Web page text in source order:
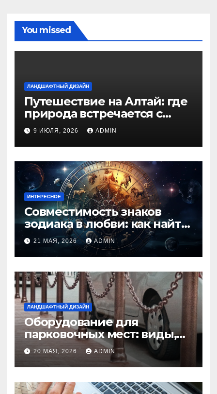
You missed
ЛАНДШАФТНЫЙ ДИЗАЙН
Путешествие на Алтай: где
природа встречается с
духом приключений
9 ИЮЛЯ, 2026 ADMIN
ИНТЕРЕСНОЕ
Совместимость знаков
зодиака в любви: как найти
идеальную пару и
избежать конфликтов
21 МАЯ, 2026 ADMIN
ЛАНДШАФТНЫЙ ДИЗАЙН
Оборудование для
парковочных мест: виды,
функции и нормы
установки
20 МАЯ, 2026 ADMIN